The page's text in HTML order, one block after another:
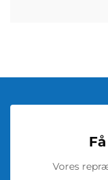
Vores